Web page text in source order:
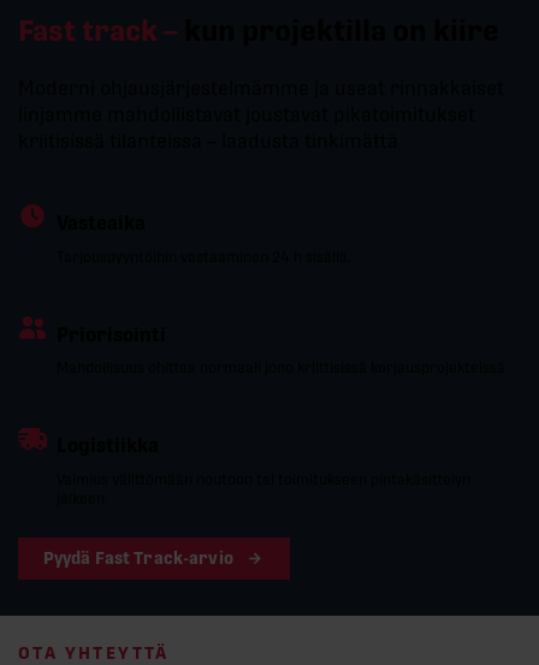
Fast track –
Pyydä Fast Track-arvio
OTA YHTEYTTÄ